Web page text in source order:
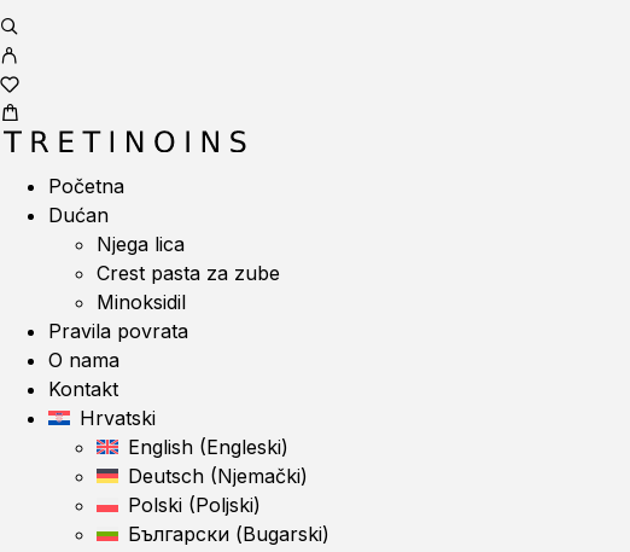
Početna
Dućan
Njega lica
Crest pasta za zube
Minoksidil
Pravila povrata
O nama
Kontakt
Hrvatski
English (Engleski)
Deutsch (Njemački)
Polski (Poljski)
Български (Bugarski)